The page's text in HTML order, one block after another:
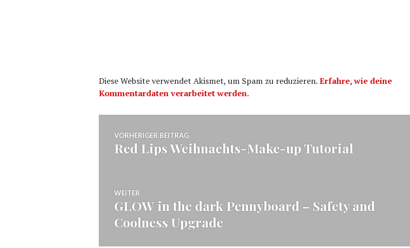
Diese Website verwendet Akismet, um Spam zu reduzieren.Erfahre, wie deine
Kommentardaten verarbeitet werden.
Beitragsnavigation
VORHERIGER BEITRAG
Vorheriger
Red Lips Weihnachts-Make-up Tutorial
WEITER
Nächster
Beitrag:
GLOW in the dark Pennyboard – Safety and
Coolness Upgrade